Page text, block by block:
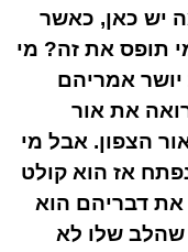
יש כאן, כאשר
תופס את זה? מי
אמריהם
את אור
הצפון. אבל מי
אז הוא קולט
את דבריהם הוא
שהלב שלו לא